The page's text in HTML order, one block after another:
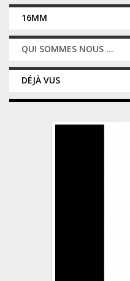
16MM
QUI SOMMES NOUS ...
DÉJÀ VUS